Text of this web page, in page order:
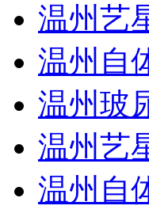
温州艺
温州自
温州玻
温州艺
温州自